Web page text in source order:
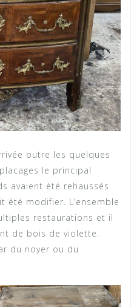
outre les quelques
le principal
avaient été rehaussés
été modifier. L’ensemble
restaurations et il
de bois de violette.
du noyer ou du